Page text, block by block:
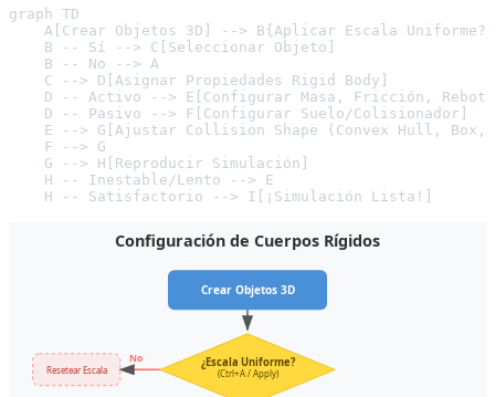
graph TD
    A[Crear Objetos 3D] --> B{Aplicar Escala Uniforme?}
    B -- Sí --> C[Seleccionar Objeto]
    B -- No --> A
    C --> D[Asignar Propiedades Rigid Body]
D -- Activo --> E[Configurar Masa, Fricción,
    D -- Pasivo --> F[Configurar Suelo/Colisionador]
E --> G[Ajustar Collision Shape (Convex Hull, Box,
    F --> G
    G --> H[Reproducir Simulación]
    H -- Inestable/Lento --> E
Configuración de Cuerpos Rígidos
Crear Objetos 3D
¿Escala Uniforme?
(Ctrl+A / Apply)
No
Resetear Escala